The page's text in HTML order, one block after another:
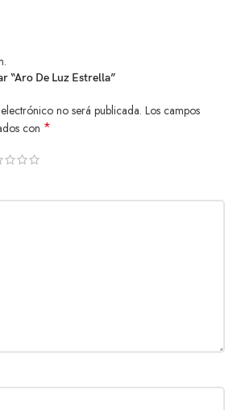
la luz de relleno LED.
“Aro De Luz Estrella”
no será publicada. Los campos
con *